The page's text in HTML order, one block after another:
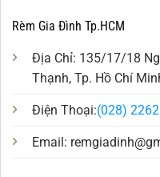
Rèm Gia Đình Tp.HCM
Địa Chỉ: 135/17/18
Thạnh, Tp. Hồ Chí
Điện Thoại:(028)
Email: